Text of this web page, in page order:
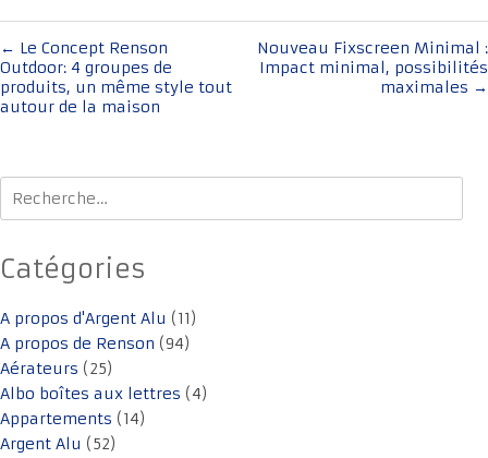
Navigation
de
l'article
← Le Concept Renson
Outdoor: 4 groupes de
produits, un même style tout
autour de la maison
Nouveau Fixscreen Minimal :
Impact minimal, possibilités
maximales →
Rechercher :
Catégories
A propos d'Argent Alu (11)
A propos de Renson (94)
Aérateurs (25)
Albo boîtes aux lettres (4)
Appartements (14)
Argent Alu (52)